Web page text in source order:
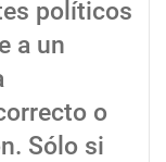
políticos
a un
o
Sólo si